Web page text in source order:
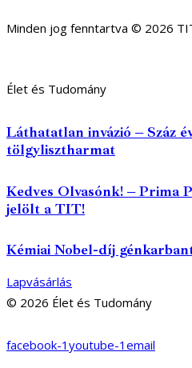
Minden jog fenntartva © 2026
Élet és Tudomány
Láthatatlan invázió – Száz
tölgylisztharmat
Kedves Olvasónk! – Prima
jelölt a TIT!
Kémiai Nobel-díj
Lapvásárlás
© 2026 Élet és Tudomány
facebook-1 youtube-1 email